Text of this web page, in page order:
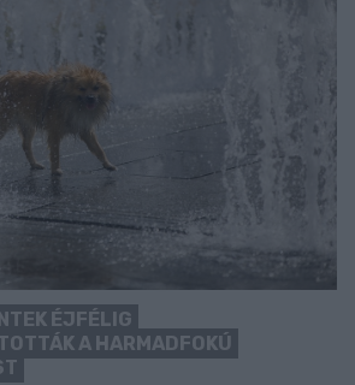
ÉJFÉLIG
A HARMADFOKÚ